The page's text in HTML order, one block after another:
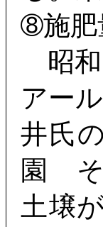
➇施肥
昭和
アー
井氏
園 そ
土壌